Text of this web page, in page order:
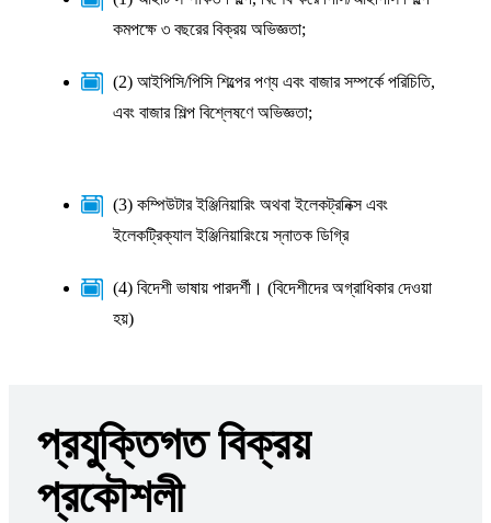
কমপক্ষে ৩ বছরের বিক্রয় অভিজ্ঞতা;
(2) আইপিসি/পিসি শিল্পের পণ্য এবং বাজার সম্পর্কে পরিচিতি,
এবং বাজার শিল্প বিশ্লেষণে অভিজ্ঞতা;
(3) কম্পিউটার ইঞ্জিনিয়ারিং অথবা ইলেকট্রনিক্স এবং
ইলেকট্রিক্যাল ইঞ্জিনিয়ারিংয়ে স্নাতক ডিগ্রি
(4) বিদেশী ভাষায় পারদর্শী। (বিদেশীদের অগ্রাধিকার দেওয়া
হয়)
প্রযুক্তিগত বিক্রয়
প্রকৌশলী